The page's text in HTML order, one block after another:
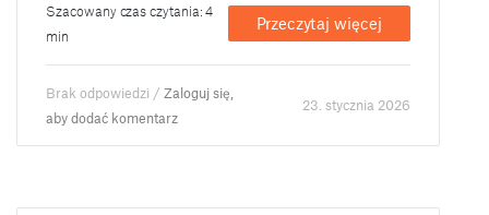
Szacowany czas czytania: 4
min
Przeczytaj więcej
Brak odpowiedzi /Zaloguj się,
aby dodać komentarz
23. stycznia 2026